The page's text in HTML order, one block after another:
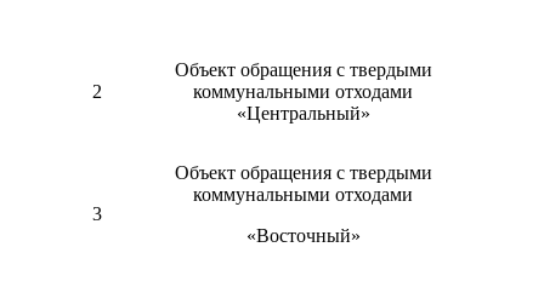
2
Объект обращения с твердыми
коммунальными отходами
«Центральный»
3
Объект обращения с твердыми
коммунальными отходами
«Восточный»